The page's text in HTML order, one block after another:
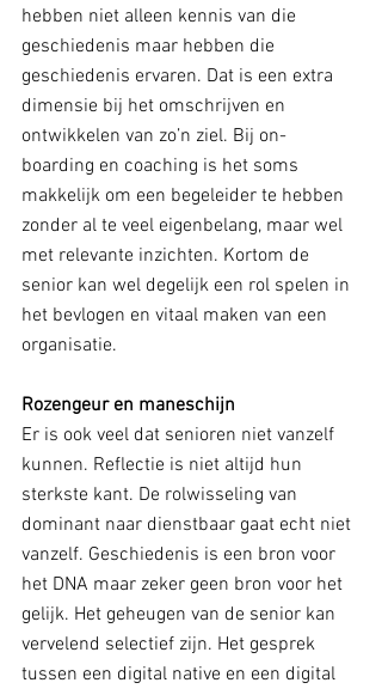
hebben niet alleen kennis van die
geschiedenis maar hebben die
geschiedenis ervaren. Dat is een extra
dimensie bij het omschrijven en
ontwikkelen van zo’n ziel. Bij on-
boarding en coaching is het soms
makkelijk om een begeleider te hebben
zonder al te veel eigenbelang, maar wel
met relevante inzichten. Kortom de
senior kan wel degelijk een rol spelen in
het bevlogen en vitaal maken van een
organisatie.
Rozengeur en maneschijn
Er is ook veel dat senioren niet vanzelf
kunnen. Reflectie is niet altijd hun
sterkste kant. De rolwisseling van
dominant naar dienstbaar gaat echt niet
vanzelf. Geschiedenis is een bron voor
het DNA maar zeker geen bron voor het
gelijk. Het geheugen van de senior kan
vervelend selectief zijn. Het gesprek
tussen een digital native en een digital